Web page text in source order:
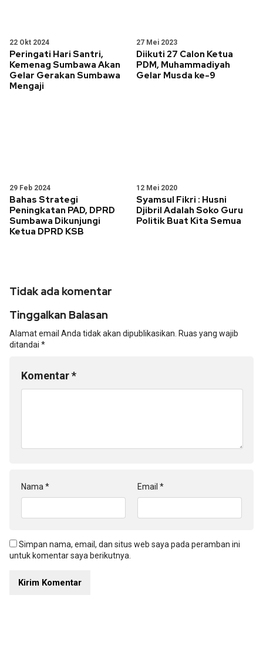
22 Okt 2024
Peringati Hari Santri,
Kemenag Sumbawa Akan
Gelar Gerakan Sumbawa
Mengaji
27 Mei 2023
Diikuti 27 Calon Ketua
PDM, Muhammadiyah
Gelar Musda ke-9
29 Feb 2024
Bahas Strategi
Peningkatan PAD, DPRD
Sumbawa Dikunjungi
Ketua DPRD KSB
12 Mei 2020
Syamsul Fikri : Husni
Djibril Adalah Soko Guru
Politik Buat Kita Semua
Tidak ada komentar
Tinggalkan Balasan
Alamat email Anda tidak akan dipublikasikan. Ruas yang wajib
ditandai *
Komentar*
Nama * Email *
Simpan nama, email, dan situs web saya pada peramban ini
untuk komentar saya berikutnya.